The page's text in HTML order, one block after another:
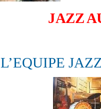
JAZZ
L’EQUIPE